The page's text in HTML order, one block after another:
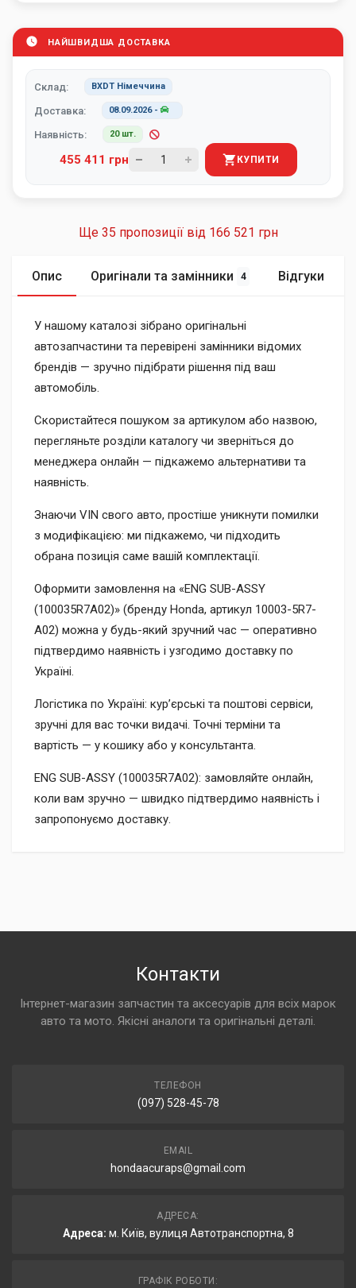
НАЙШВИДША ДОСТАВКА
Склад: BXDT Німеччина
Доставка: 08.09.2026-
Наявність: 20 шт.
455 411 грн КУПИТИ
Ще 35 пропозиції від 166 521 грн
Опис Оригінали та замінники 4 Відгуки
У нашому каталозі зібрано оригінальні
автозапчастини та перевірені замінники відомих
брендів — зручно підібрати рішення під ваш
автомобіль.
Скористайтеся пошуком за артикулом або назвою,
перегляньте розділи каталогу чи зверніться до
менеджера онлайн — підкажемо альтернативи та
наявність.
Знаючи VIN свого авто, простіше уникнути помилки
з модифікацією: ми підкажемо, чи підходить
обрана позиція саме вашій комплектації.
Оформити замовлення на «ENG SUB-ASSY
(100035R7A02)» (бренду Honda, артикул 10003-5R7-
A02) можна у будь-який зручний час — оперативно
підтвердимо наявність і узгодимо доставку по
Україні.
Логістика по Україні: кур’єрські та поштові сервіси,
зручні для вас точки видачі. Точні терміни та
вартість — у кошику або у консультанта.
ENG SUB-ASSY (100035R7A02): замовляйте онлайн,
коли вам зручно — швидко підтвердимо наявність і
запропонуємо доставку.
Контакти
Інтернет-магазин запчастин та аксесуарів для всіх марок
авто та мото. Якісні аналоги та оригінальні деталі.
ТЕЛЕФОН
(097) 528-45-78
EMAIL
hondaacuraps@gmail.com
АДРЕСА:
Адреса: м. Київ, вулиця Автотранспортна, 8
ГРАФІК РОБОТИ: